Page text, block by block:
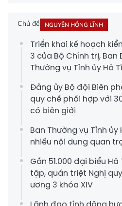
Chủ đề NGUYỄN HỒNG LĨNH
Triển khai kế hoạch
3 của Bộ Chính trị, Ban
Thường vụ Tỉnh ủy Hà
Đảng ủy Bộ đội Biên
quy chế phối hợp với
có biên giới
Ban Thường vụ Tỉnh ủy
nhiều nội dung quan
Gần 51.000 đại biểu
tập, quán triệt Nghị
ương 3 khóa XIV